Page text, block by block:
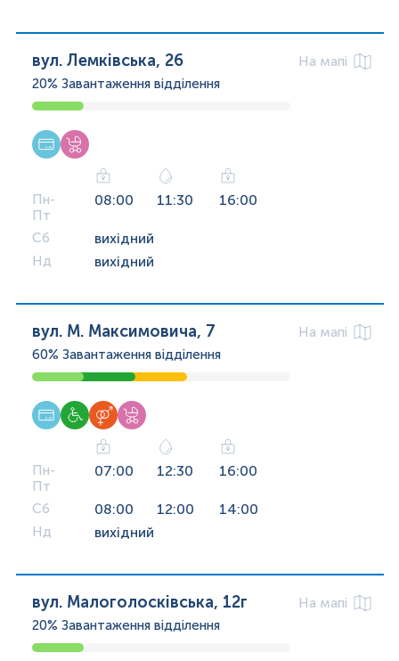
вул. Лемківська, 26
На мапі
20% Завантаження відділення
Пн-
Пт
08:00 11:30 16:00
Сб вихідний
Нд вихідний
вул. М. Максимовича, 7
На мапі
60% Завантаження відділення
Пн-
Пт
07:00 12:30 16:00
Сб 08:00 12:00 14:00
Нд вихідний
вул. Малоголосківська, 12г
На мапі
20% Завантаження відділення